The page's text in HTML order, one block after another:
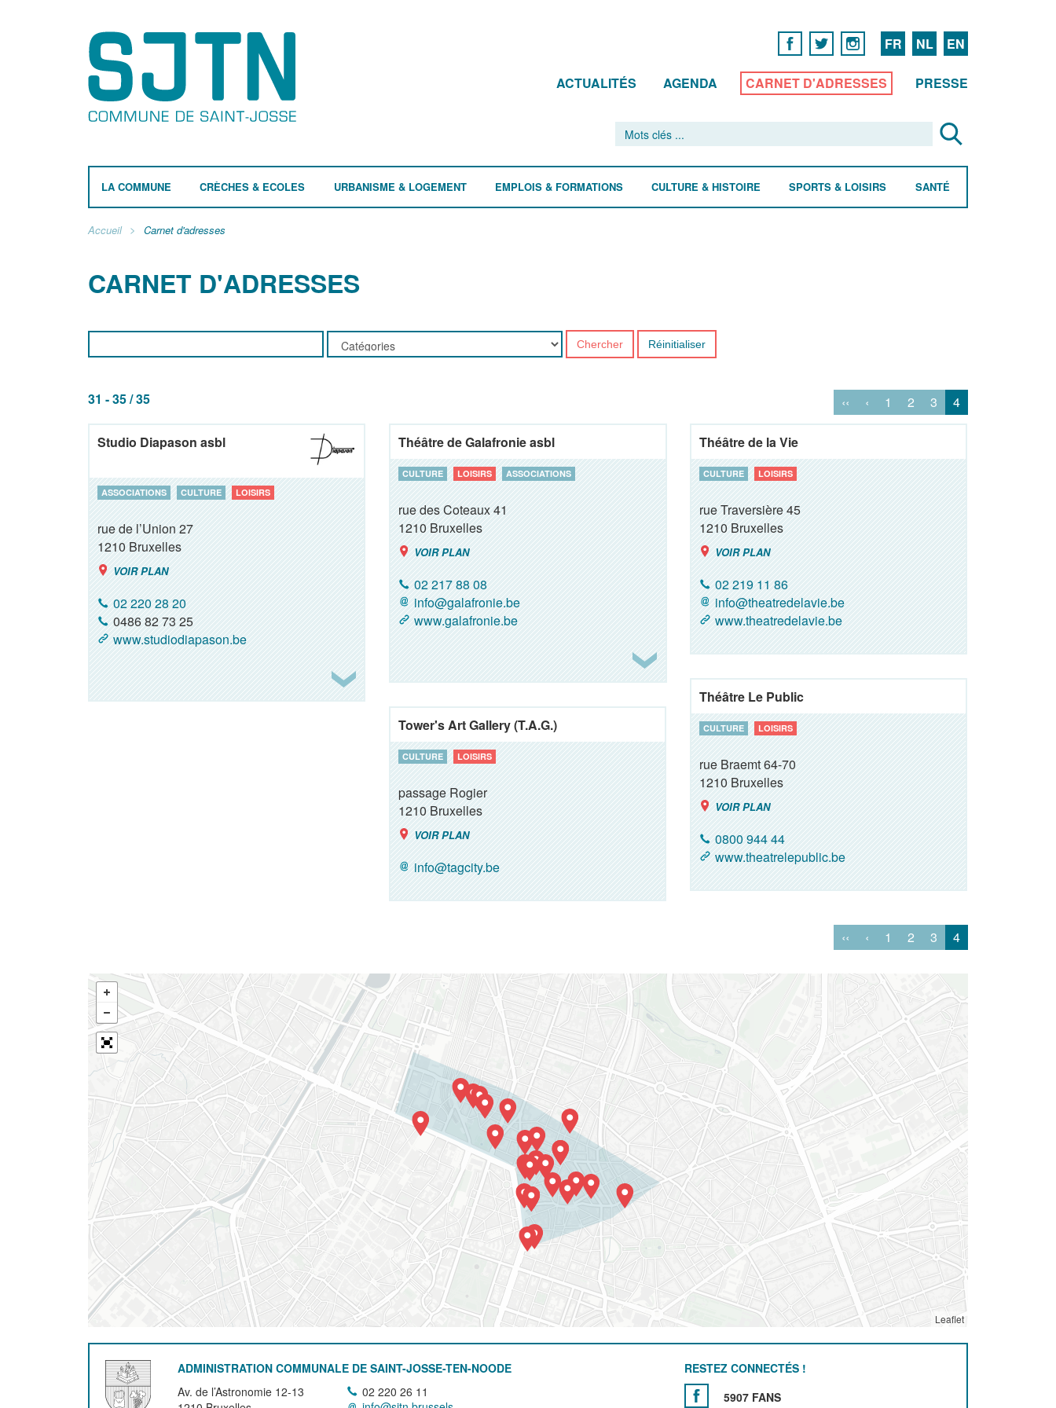
FR NL EN
ACTUALITÉS AGENDA CARNET D'ADRESSES PRESSE
LA COMMUNE CRÈCHES & ECOLES URBANISME & LOGEMENT EMPLOIS & FORMATIONS CULTURE & HISTOIRE SPORTS & LOISIRS SANTÉ
Accueil Carnet d'adresses
CARNET D'ADRESSES
Chercher Réinitialiser
31 - 35 / 35 ‹‹ ‹ 1 2 3 4
Studio Diapason asbl
ASSOCIATIONS CULTURE LOISIRS
rue de l’Union 27
1210Bruxelles
VOIR PLAN
02 220 28 20
0486 82 73 25
www.studiodiapason.be
Théâtre de Galafronie asbl
CULTURE LOISIRS ASSOCIATIONS
rue des Coteaux 41
1210Bruxelles
VOIR PLAN
02 217 88 08
info@galafronie.be
www.galafronie.be
Théâtre de la Vie
CULTURE LOISIRS
rue Traversière 45
1210Bruxelles
VOIR PLAN
02 219 11 86
info@theatredelavie.be
www.theatredelavie.be
Théâtre Le Public
CULTURE LOISIRS
rue Braemt 64-70
1210Bruxelles
VOIR PLAN
0800 944 44
www.theatrelepublic.be
Tower's Art Gallery (T.A.G.)
CULTURE LOISIRS
passage Rogier
1210Bruxelles
VOIR PLAN
info@tagcity.be
‹‹ ‹ 1 2 3 4
Leaflet
ADMINISTRATION COMMUNALE DE SAINT-JOSSE-TEN-NOODE
Av. de l’Astronomie 12-13
02 220 26 11
RESTEZ CONNECTÉS !
5907 FANS